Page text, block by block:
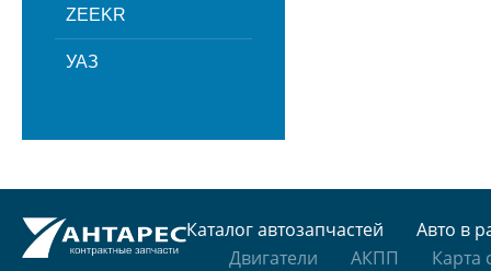
ZEEKR
УАЗ
Каталог автозапчастей
Авто в
Двигатели
АКПП Карта